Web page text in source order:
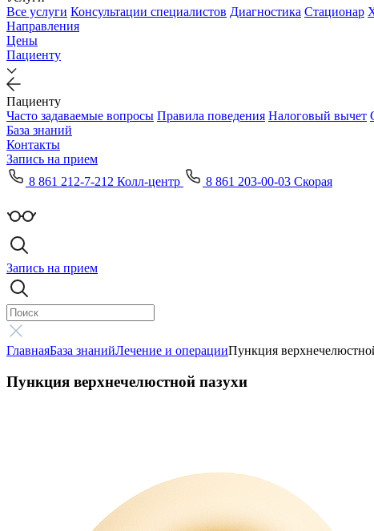
Все услуги Консультации специалистов Диагностика Стационар
Направления
Цены
Пациенту
Пациенту
Часто задаваемые вопросы Правила поведения Налоговый вычет
База знаний
Контакты
Запись на прием
8 861 212-7-212 Колл-центр
8 861 203-00-03 Скорая
Запись на прием
ГлавнаяБаза знанийЛечение и операцииПункция
Пункция верхнечелюстной пазухи